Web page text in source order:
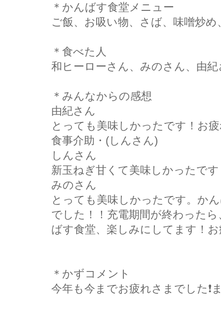
＊かんばす食堂メニュー
ご飯、お吸い物、さば、味噌炒め
＊食べた人
和ヒーローさん、みのさん、由
＊みんなからの感想
由紀さん
とっても美味しかったです！お疲
食事介助・(しんさん)
しんさん
新玉ねぎ甘くて美味しかったで
みのさん
とっても美味しかったです。か
でした！！充電期間が終わった
ばす食堂、楽しみにしてます！お
＊かずコメント
今年も今までお疲れさまでした❗